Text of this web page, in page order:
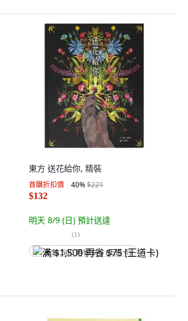
東方 送花給你, 精裝
首購折扣價 40%$221
$132
明天 8/9 (日) 預計送達
(1)
满 $1,500 再省 $75 (王道卡)